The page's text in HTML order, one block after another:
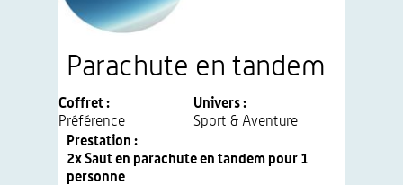
Parachute en tandem
Coffret :
Préférence
Univers :
Sport & Aventure
Prestation :
2x Saut en parachute en tandem pour 1
personne